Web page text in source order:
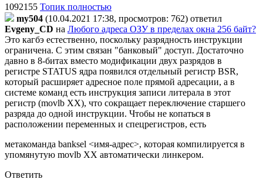
1092155 Топик полностью
my504 (10.04.2021 17:38, просмотров: 762) ответил
Evgeny_CD на Любого адреса ОЗУ в пределах окна 256 байт?
Это кагбэ естественно, поскольку разрядность инструкции
ограничена. С этим связан "банковый" доступ. Достаточно
давно в 8-битах вместо модификации двух разрядов в
регистре STATUS ядра появился отдельный регистр BSR,
который расширяет адресное поле прямой адресации, а в
системе команд есть инструкция записи литерала в этот
регистр (movlb XX), что сокращает переключение старшего
разряда до одной инструкции. Чтобы не копаться в
расположении переменных и спецрегистров, есть
метакоманда banksel <имя-адрес>, которая компилируется в
упомянутую movlb XX автоматически линкером.
Ответить